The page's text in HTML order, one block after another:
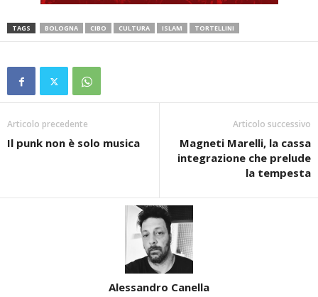
TAGS BOLOGNA CIBO CULTURA ISLAM TORTELLINI
Articolo precedente
Il punk non è solo musica
Articolo successivo
Magneti Marelli, la cassa
integrazione che prelude
la tempesta
Alessandro Canella